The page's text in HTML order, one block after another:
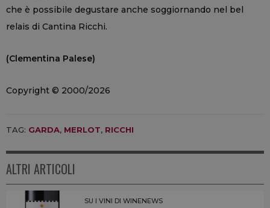
che è possibile degustare anche soggiornando nel bel
relais di Cantina Ricchi.
(Clementina Palese)
Copyright © 2000/2026
TAG: GARDA, MERLOT, RICCHI
ALTRI ARTICOLI
SU I VINI DI WINENEWS